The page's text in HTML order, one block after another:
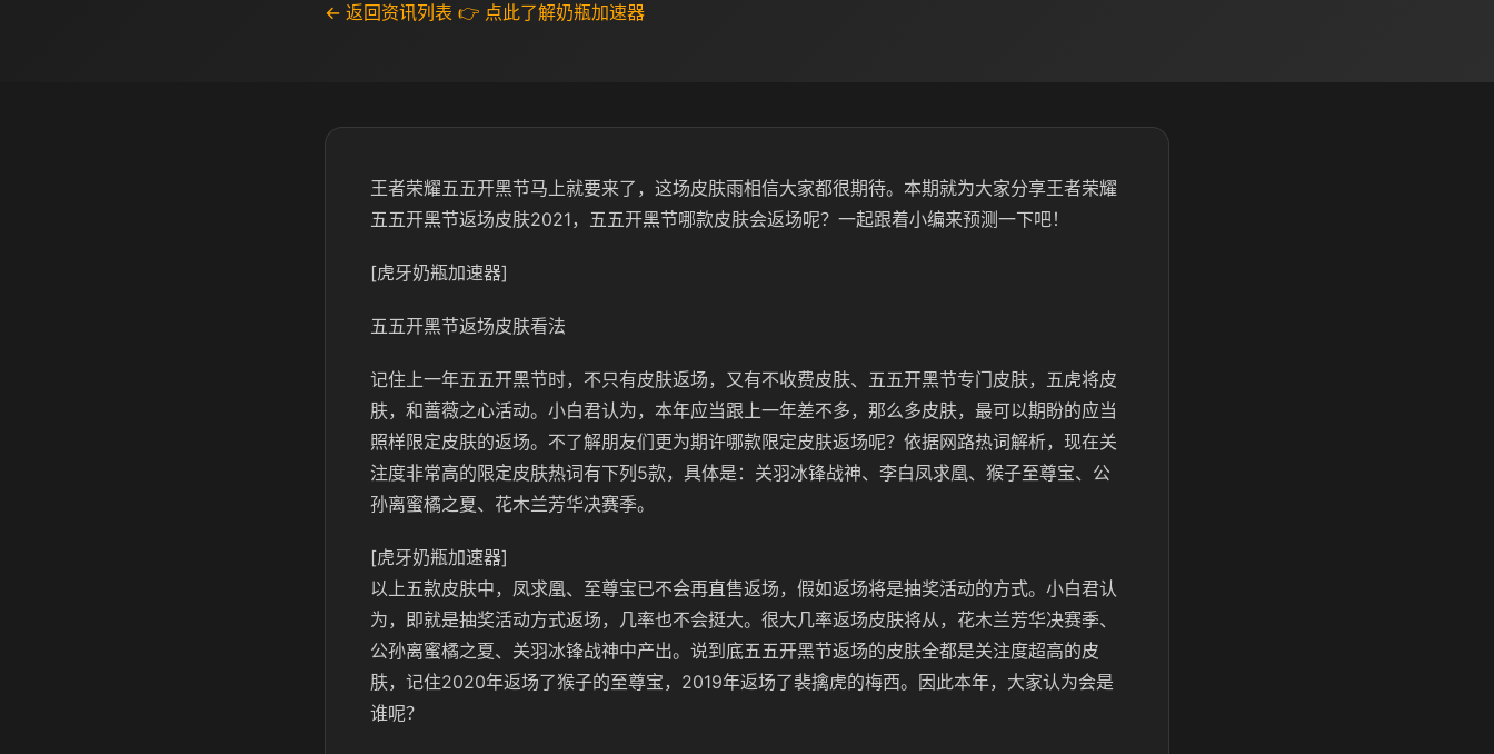
← 返回资讯列表 👉 点此了解奶瓶加速器
王者荣耀五五开黑节马上就要来了，这场皮肤雨相信大家都很期待。本期就为大家分享王者荣耀
五五开黑节返场皮肤2021，五五开黑节哪款皮肤会返场呢？一起跟着小编来预测一下吧！
[虎牙奶瓶加速器]
五五开黑节返场皮肤看法
记住上一年五五开黑节时，不只有皮肤返场，又有不收费皮肤、五五开黑节专门皮肤，五虎将皮
肤，和蔷薇之心活动。小白君认为，本年应当跟上一年差不多，那么多皮肤，最可以期盼的应当
照样限定皮肤的返场。不了解朋友们更为期许哪款限定皮肤返场呢？依据网路热词解析，现在关
注度非常高的限定皮肤热词有下列5款，具体是：关羽冰锋战神、李白凤求凰、猴子至尊宝、公
孙离蜜橘之夏、花木兰芳华决赛季。
[虎牙奶瓶加速器]
以上五款皮肤中，凤求凰、至尊宝已不会再直售返场，假如返场将是抽奖活动的方式。小白君认
为，即就是抽奖活动方式返场，几率也不会挺大。很大几率返场皮肤将从，花木兰芳华决赛季、
公孙离蜜橘之夏、关羽冰锋战神中产出。说到底五五开黑节返场的皮肤全都是关注度超高的皮
肤，记住2020年返场了猴子的至尊宝，2019年返场了裴擒虎的梅西。因此本年，大家认为会是
谁呢？